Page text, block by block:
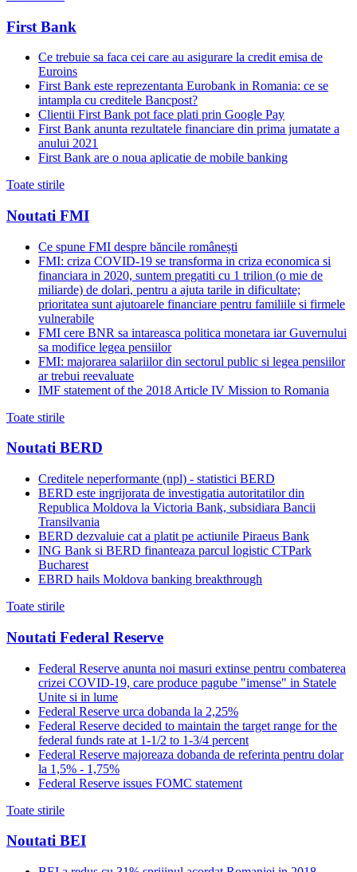
First Bank
Ce trebuie sa faca cei care au asigurare la credit emisa de
Euroins
First Bank este reprezentanta Eurobank in Romania: ce se
intampla cu creditele Bancpost?
Clientii First Bank pot face plati prin Google Pay
First Bank anunta rezultatele financiare din prima jumatate a
anului 2021
First Bank are o noua aplicatie de mobile banking
Toate stirile
Noutati FMI
Ce spune FMI despre băncile românești
FMI: criza COVID-19 se transforma in criza economica si
financiara in 2020, suntem pregatiti cu 1 trilion (o mie de
miliarde) de dolari, pentru a ajuta tarile in dificultate;
prioritatea sunt ajutoarele financiare pentru familiile si firmele
vulnerabile
FMI cere BNR sa intareasca politica monetara iar Guvernului
sa modifice legea pensiilor
FMI: majorarea salariilor din sectorul public si legea pensiilor
ar trebui reevaluate
IMF statement of the 2018 Article IV Mission to Romania
Toate stirile
Noutati BERD
Creditele neperformante (npl) - statistici BERD
BERD este ingrijorata de investigatia autoritatilor din
Republica Moldova la Victoria Bank, subsidiara Bancii
Transilvania
BERD dezvaluie cat a platit pe actiunile Piraeus Bank
ING Bank si BERD finanteaza parcul logistic CTPark
Bucharest
EBRD hails Moldova banking breakthrough
Toate stirile
Noutati Federal Reserve
Federal Reserve anunta noi masuri extinse pentru combaterea
crizei COVID-19, care produce pagube "imense" in Statele
Unite si in lume
Federal Reserve urca dobanda la 2,25%
Federal Reserve decided to maintain the target range for the
federal funds rate at 1-1/2 to 1-3/4 percent
Federal Reserve majoreaza dobanda de referinta pentru dolar
la 1,5% - 1,75%
Federal Reserve issues FOMC statement
Toate stirile
Noutati BEI